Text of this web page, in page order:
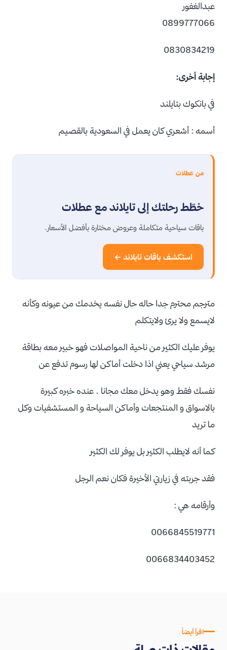
عبدالغفور
0899777066
0830834219
إجابة أخرى:
في بانكوك بتايلند
أسمه : أشعري كان يعمل في السعودية بالقصيم
من عطلات
خطّط رحلتك إلى تايلاند مع عطلات
باقات سياحية متكاملة وعروض مختارة بأفضل الأسعار.
استكشف باقات تايلاند ←
مترجم محترم جدا حاله حال نفسه يخدمك من عيونه وكأنه
لايسمع ولا يرئ ولايتكلم
يوفر عليك الكثير من ناحية المواصلات فهو خبير معه بطاقة
مرشد سياحي يعني اذا دخلت أماكن لها رسوم تدفع عن
نفسك فقط وهو يدخل معك مجانا . عنده خبره كبيرة
بالاسواق و المنتجعات وأماكن السياحة و المستشفيات وكل
ما تريد
كما أنه لايطلب الكثير بل يوفر لك الكثير
فقد جربته في زيارتي الأخيرة فكان نعم الرجل
وأرقامه هي :
0066845519771
0066834403452
اقرأ أيضاً